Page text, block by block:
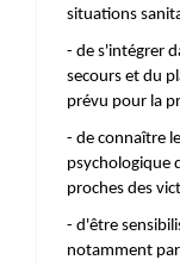
situations
- de s'intégrer
secours et du
prévu pour la
- de connaître
psychologique
proches des
- d'être
notamment